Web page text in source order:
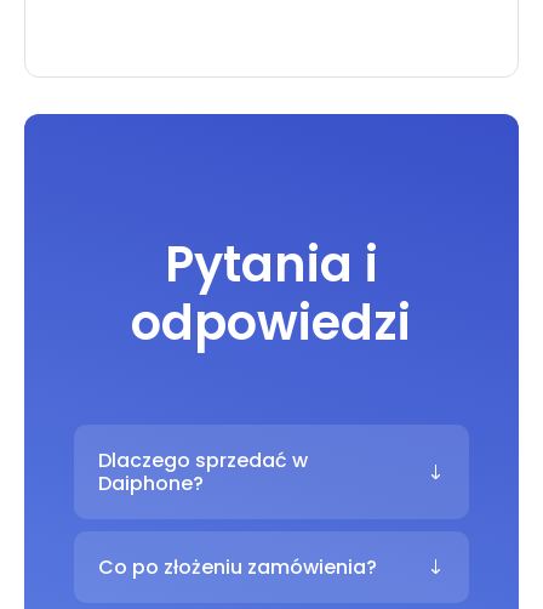
Pytania i
odpowiedzi
Dlaczego sprzedać w
Daiphone?
Co po złożeniu zamówienia?